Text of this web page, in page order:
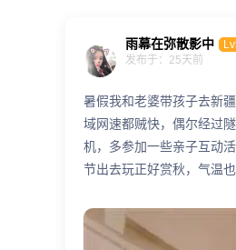
雨幕在弥散影中
发布于：25天前
暑假我和老婆带孩子去新
域网速都贼快，偶尔经过
机，多参加一些亲子互动
节出去玩正好赏秋，气温